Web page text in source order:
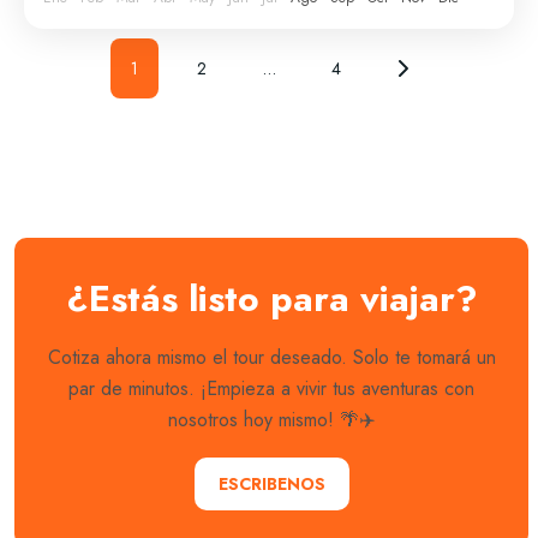
1 2 … 4
¿Estás listo para viajar?
Cotiza ahora mismo el tour deseado. Solo te tomará un
par de minutos. ¡Empieza a vivir tus aventuras con
nosotros hoy mismo! 🌴✈️
ESCRIBENOS